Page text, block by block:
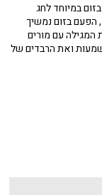
במיוחד לחג
הפעם בזום נמשיך
המגילה עם מורים
ואת הרבדים של